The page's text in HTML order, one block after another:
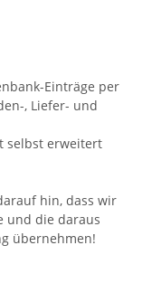
Einträge per
, Liefer- und
selbst erweitert
hin, dass wir
und die daraus
übernehmen!